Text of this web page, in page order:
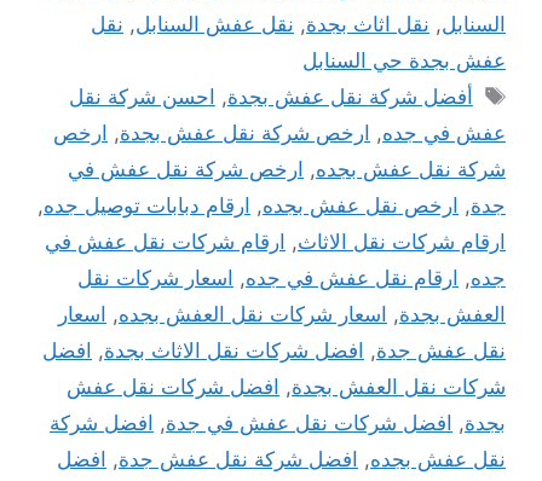
السنابل, نقل اثاث بجدة, نقل عفش السنابل, نقل
عفش بجدة حي السنابل
الوسوم
أفضل شركة نقل عفش بجدة, احسن شركة نقل
عفش في جده, ارخص شركة نقل عفش بجدة, ارخص
شركة نقل عفش بجده, ارخص شركة نقل عفش في
جدة, ارخص نقل عفش بجده, ارقام دبابات توصيل جده,
ارقام شركات نقل الاثاث, ارقام شركات نقل عفش في
جده, ارقام نقل عفش في جده, اسعار شركات نقل
العفش بجدة, اسعار شركات نقل العفش بجده, اسعار
نقل عفش جدة, افضل شركات نقل الاثاث بجدة, افضل
شركات نقل العفش بجدة, افضل شركات نقل عفش
بجدة, افضل شركات نقل عفش في جدة, افضل شركة
نقل عفش بجده, افضل شركة نقل عفش جدة, افضل